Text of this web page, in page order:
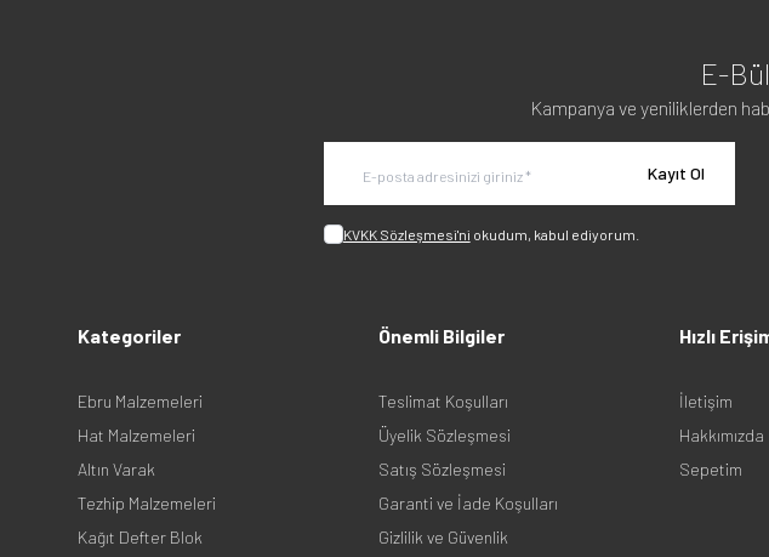
E-
Kampanya ve yeniliklerden
Kayıt Ol
KVKK Sözleşmesi'ni okudum, kabul ediyorum.
Kategoriler
Ebru Malzemeleri
Hat Malzemeleri
Altın Varak
Tezhip Malzemeleri
Kağıt Defter Blok
Önemli Bilgiler
Teslimat Koşulları
Üyelik Sözleşmesi
Satış Sözleşmesi
Garanti ve İade Koşulları
Gizlilik ve Güvenlik
Hızlı
İletişim
Hakkımızda
Sepetim